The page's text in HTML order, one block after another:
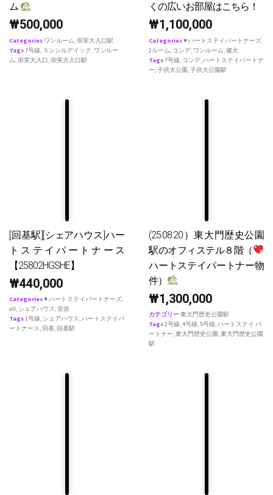
ム
₩500,000
Categories ワンルーム,崇実大入口駅
Tags7号線, スンシルデイック , ワンルー
ム,崇実大入口,崇実大入口駅
くの広いお部屋はこちら！
₩1,100,000
Categories♥ ハートステイパートナーズ,
2ルーム, コンデ, ワンルーム,健大
Tags7号線, コンデ,ハートステイパートナ
ー,子供大公園,子供大公園駅
[回基駅][シェアハウス]ハー
トステイパートナース
【25802HGSHE】
₩440,000
Categories♥ ハートステイパートナーズ,
all, シェアハウス,安岩
Tags1号線, シェアハウス,ハートステイパ
ートナース, 回基, 回基駅
(25.08.20）東大門歴史公園
駅のオフィステル８階（
ハートステイパートナー物
件）
₩1,300,000
カテゴリー東大門歴史公園駅
Tags2号線,4号線, 5号線,ハートステイ パ
ートナー,東大門歴史公園,東大門歴史公園
駅